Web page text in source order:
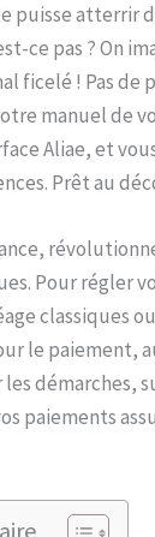
puisse atterrir
ce pas ? On
ficelé ! Pas
manuel de
Aliae, et
Prêt au
Pour régler
classiques
le paiement,
démarches,
paiements